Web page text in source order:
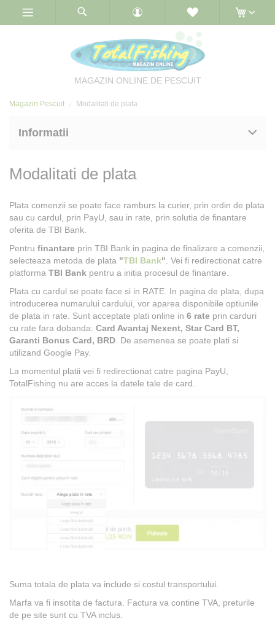
MAGAZIN ONLINE DE PESCUIT
Magazin Pescuit Modalitati de plata
Modalitati de plata
Plata comenzii se poate face ramburs la curier, prin ordin de plata
sau cu cardul, prin PayU, sau in rate, prin solutia de finantare
oferita de TBI Bank.
Pentru finantare prin TBI Bank in pagina de finalizare a comenzii,
selecteaza metoda de plata "TBI Bank". Vei fi redirectionat catre
platforma TBI Bank pentru a initia procesul de finantare.
Plata cu cardul se poate face si in RATE. In pagina de plata, dupa
introducerea numarului cardului, vor aparea disponibile optiunile
de plata in rate. Sunt acceptate plati online in 6 rate prin carduri
cu rate fara dobanda: Card Avantaj Nexent, Star Card BT,
Garanti Bonus Card, BRD. De asemenea se poate plati si
utilizand Google Pay.
La momentul platii vei fi redirectionat catre pagina PayU,
TotalFishing nu are acces la datele tale de card.
Suma totala de plata va include si costul transportului.
Marfa va fi insotita de factura. Factura va contine TVA, preturile
de pe site sunt cu TVA inclus.
Informatii